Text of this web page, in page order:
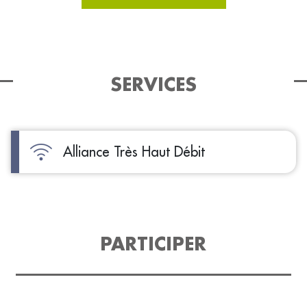
SERVICES
Alliance Très Haut Débit
PARTICIPER